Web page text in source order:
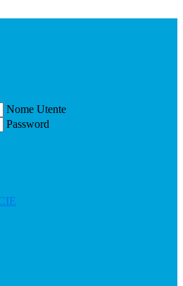
Nome Utente
Password